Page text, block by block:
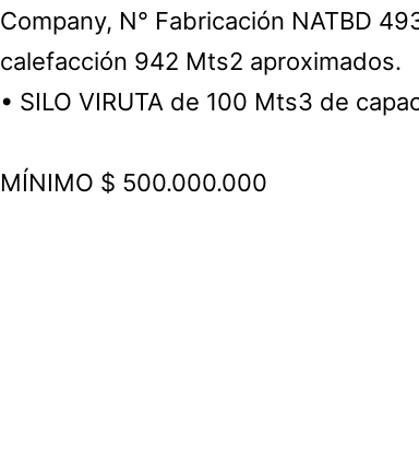
Company, N° Fabricación NATBD
calefacción 942 Mts2 aproximados.
• SILO VIRUTA de 100 Mts3 de
MÍNIMO $ 500.000.000